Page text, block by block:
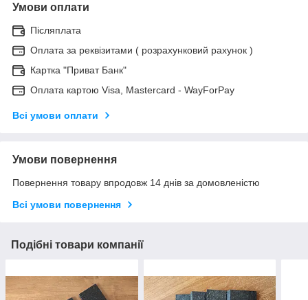
Умови оплати
Післяплата
Оплата за реквізитами ( розрахунковий рахунок )
Картка "Приват Банк"
Оплата картою Visa, Mastercard - WayForPay
Всі умови оплати
Умови повернення
Повернення товару впродовж 14 днів за домовленістю
Всі умови повернення
Подібні товари компанії